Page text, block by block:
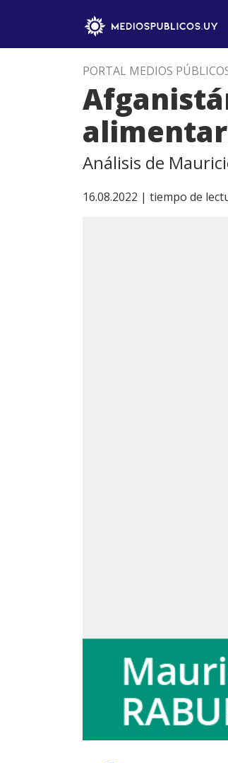
PORTAL MEDIOS
Análisis de
16.08.2022 | tiempo de